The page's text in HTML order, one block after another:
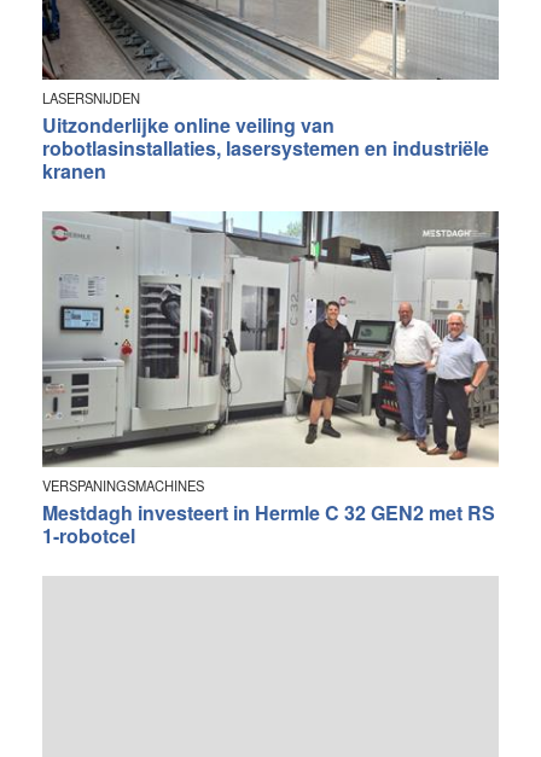
LASERSNIJDEN
Uitzonderlijke online veiling van
robotlasinstallaties, lasersystemen en industriële
kranen
VERSPANINGSMACHINES
Mestdagh investeert in Hermle C 32 GEN2 met RS
1-robotcel